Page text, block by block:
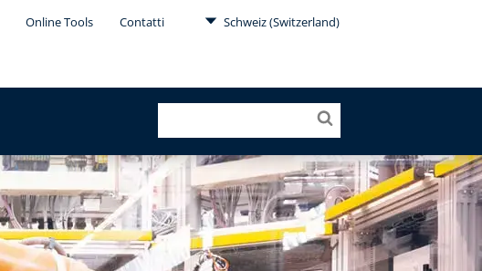
Online Tools Contatti Schweiz (Switzerland)